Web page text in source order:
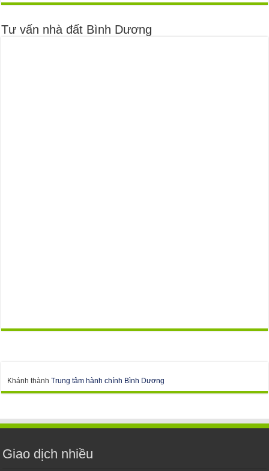
Tư vấn nhà đất Bình Dương
Khánh thànhTrung tâm hành chính Bình Dương
Giao dịch nhiều